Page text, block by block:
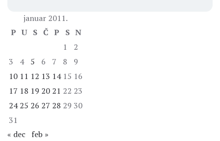
januar 2011.
P U S Č P S N
1
2
3
4 5 6 7 8
9
10 11 12 13 14 15 16
17 18 19 20 21 22 23
24 25 26 27 28 29 30
31
« dec
feb »